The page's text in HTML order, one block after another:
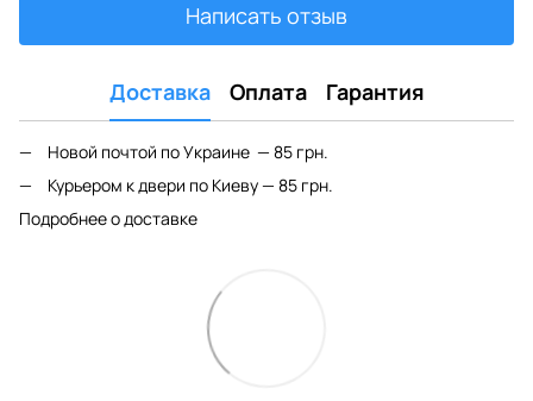
Написать отзыв
Доставка Оплата Гарантия
Новой почтой по Украине — 85 грн.
Курьером к двери по Киеву — 85 грн.
Подробнее о доставке